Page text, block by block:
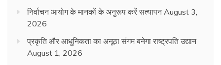
निर्वाचन आयोग के मानकों के अनुरूप करें सत्यापन August 3,
2026
प्रकृति और आधुनिकता का अनूठा संगम बनेगा राष्ट्रपति उद्यान
August 1, 2026